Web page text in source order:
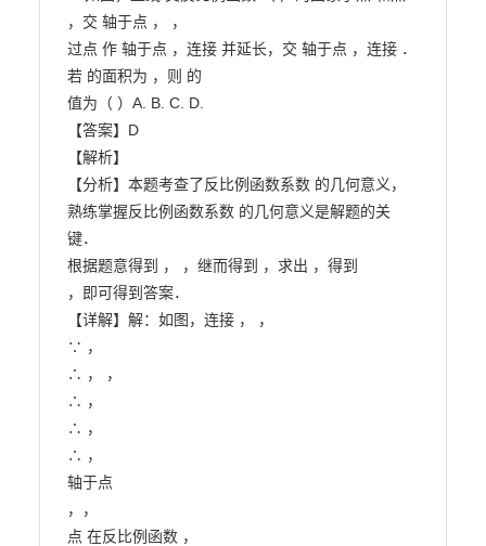
，交 轴于点 ， ，
过点 作 轴于点 ，连接 并延长，交 轴于点 ，连接 ．
若 的面积为 ，则 的
值为（ ）A. B. C. D.
【答案】D
【解析】
【分析】本题考查了反比例函数系数 的几何意义，
熟练掌握反比例函数系数 的几何意义是解题的关
键．
根据题意得到 ， ，继而得到 ，求出 ，得到
，即可得到答案．
【详解】解：如图，连接 ， ，
∵ ，
∴ ， ，
∴ ，
∴ ，
∴ ，
轴于点
，，
点 在反比例函数 ，